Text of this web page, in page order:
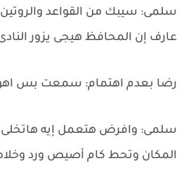
سلمى: سيبك من القواعد والروتين
عارف إن المحافظ هيجى يزور
رضا بعدم اهتمام: سمعت بس
سلمى: وافرض هتعمل إيه هاتخلى
المكان وتحط كام أصيص ورد